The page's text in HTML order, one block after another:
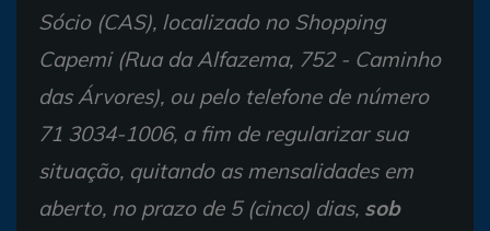
Sócio (CAS), localizado no Shopping
Capemi (Rua da Alfazema, 752 - Caminho
das Árvores), ou pelo telefone de número
71 3034-1006, a fim de regularizar sua
situação, quitando as mensalidades em
aberto, no prazo de 5 (cinco) dias, sob